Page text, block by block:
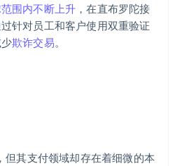
围内不断上升 ，在直布罗陀接
针对员工和客户使用双重验证
欺诈交易。
但其支付领域却存在着细微的本